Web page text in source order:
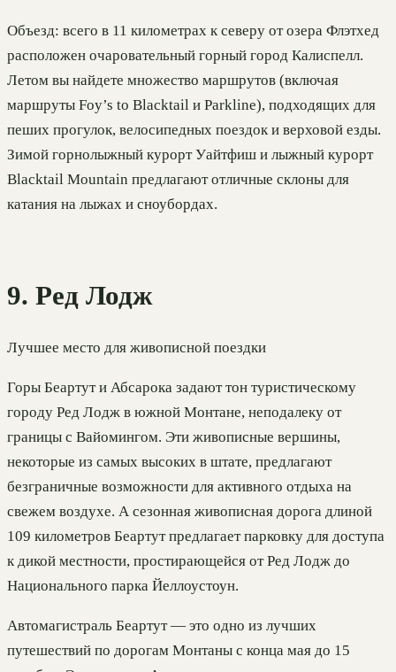
Объезд: всего в 11 километрах к северу от озера Флэтхед
расположен очаровательный горный город Калиспелл.
Летом вы найдете множество маршрутов (включая
маршруты Foy’s to Blacktail и Parkline), подходящих для
пеших прогулок, велосипедных поездок и верховой езды.
Зимой горнолыжный курорт Уайтфиш и лыжный курорт
Blacktail Mountain предлагают отличные склоны для
катания на лыжах и сноубордах.
9. Ред Лодж
Лучшее место для живописной поездки
Горы Беартут и Абсарока задают тон туристическому
городу Ред Лодж в южной Монтане, неподалеку от
границы с Вайомингом. Эти живописные вершины,
некоторые из самых высоких в штате, предлагают
безграничные возможности для активного отдыха на
свежем воздухе. А сезонная живописная дорога длиной
109 километров Беартут предлагает парковку для доступа
к дикой местности, простирающейся от Ред Лодж до
Национального парка Йеллоустоун.
Автомагистраль Беартут — это одно из лучших
путешествий по дорогам Монтаны с конца мая до 15